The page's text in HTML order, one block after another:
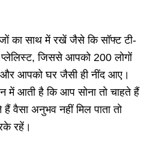
का साथ में रखें जैसे कि सॉफ्ट टी-
,जिससे आपको 200लोगों
और आपको घर जैसी ही नींद आए।
में आती है कि आप सोना तो चाहते हैं
अनुभव नहीं मिल पाता तो
रहें।